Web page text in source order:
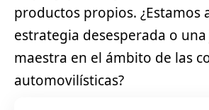
productos propios. ¿Estamos
estrategia desesperada o
maestra en el ámbito de las
automovilísticas?